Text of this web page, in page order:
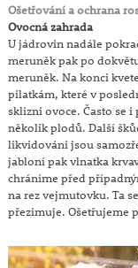
Ošetřování a ochrana
Ovocná zahrada
U jádrovin nadále
meruněk pak po
meruněk. Na konci
pilatkám, které v
sklizni ovoce. Často se
několik plodů. Další
likvidováni jsou
jabloní pak vlnatka
chráníme před
na rez vejmutovku. Ta
přezimuje. Ošetřujeme